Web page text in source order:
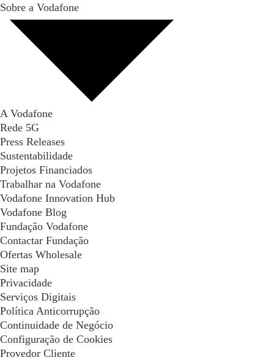
Sobre a Vodafone
A Vodafone
Rede 5G
Press Releases
Sustentabilidade
Projetos Financiados
Trabalhar na Vodafone
Vodafone Innovation Hub
Vodafone Blog
Fundação Vodafone
Contactar Fundação
Ofertas Wholesale
Site map
Privacidade
Serviços Digitais
Política Anticorrupção
Continuidade de Negócio
Configuração de Cookies
Provedor Cliente